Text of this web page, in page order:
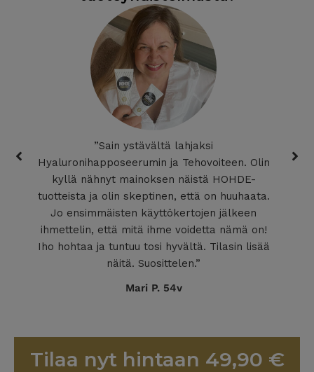
”Sain ystävältä lahjaksi
Hyaluronihapposeerumin ja Tehovoiteen. Olin
kyllä nähnyt mainoksen näistä HOHDE-
tuotteista ja olin skeptinen, että on huuhaata.
Jo ensimmäisten käyttökertojen jälkeen
ihmettelin, että mitä ihme voidetta nämä on!
Iho hohtaa ja tuntuu tosi hyvältä. Tilasin lisää
näitä. Suosittelen.”
Mari P. 54v
Tilaa nyt hintaan 49,90 €